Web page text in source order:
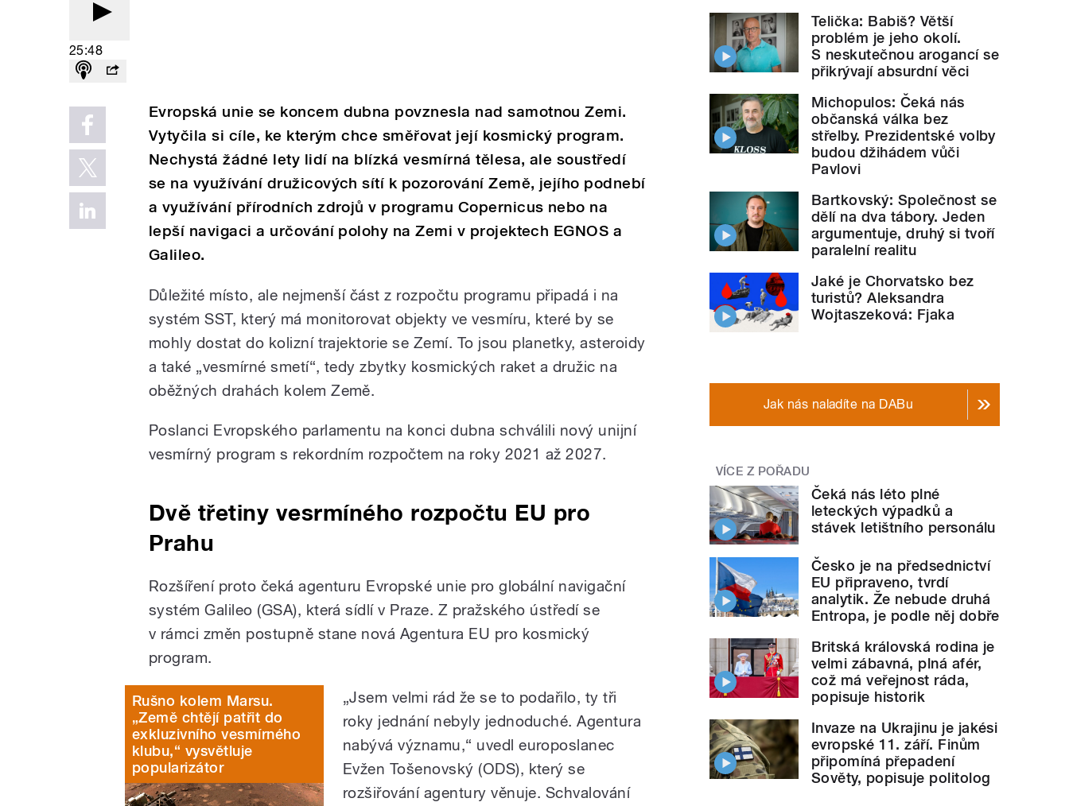
25:48
Evropská unie se koncem dubna povznesla nad samotnou Zemi.
Vytyčila si cíle, ke kterým chce směřovat její kosmický program.
Nechystá žádné lety lidí na blízká vesmírná tělesa, ale soustředí
se na využívání družicových sítí k pozorování Země, jejího podnebí
a využívání přírodních zdrojů v programu Copernicus nebo na
lepší navigaci a určování polohy na Zemi v projektech EGNOS a
Galileo.
Důležité místo, ale nejmenší část z rozpočtu programu připadá i na
systém SST, který má monitorovat objekty ve vesmíru, které by se
mohly dostat do kolizní trajektorie se Zemí. To jsou planetky, asteroidy
a také „vesmírné smetí“, tedy zbytky kosmických raket a družic na
oběžných drahách kolem Země.
Poslanci Evropského parlamentu na konci dubna schválili nový unijní
vesmírný program s rekordním rozpočtem na roky 2021 až 2027.
Dvě třetiny vesrmíného rozpočtu EU pro
Prahu
Rozšíření proto čeká agenturu Evropské unie pro globální navigační
systém Galileo (GSA), která sídlí v Praze. Z pražského ústředí se
v rámci změn postupně stane nová Agentura EU pro kosmický
program.
Rušno kolem Marsu.
„Země chtějí patřit do
exkluzivního vesmírného
klubu,“ vysvětluje
popularizátor
„Jsem velmi rád že se to podařilo, ty tři
roky jednání nebyly jednoduché. Agentura
nabývá významu,“ uvedl europoslanec
Evžen Tošenovský (ODS), který se
rozšiřování agentury věnuje. Schvalování
Telička: Babiš? Větší
problém je jeho okolí.
S neskutečnou arogancí se
přikrývají absurdní věci
Michopulos: Čeká nás
občanská válka bez
střelby. Prezidentské volby
budou džihádem vůči
Pavlovi
Bartkovský: Společnost se
dělí na dva tábory. Jeden
argumentuje, druhý si tvoří
paralelní realitu
Jaké je Chorvatsko bez
turistů? Aleksandra
Wojtaszeková: Fjaka
Jak nás naladíte na DABu
VÍCE Z POŘADU
Čeká nás léto plné
leteckých výpadků a
stávek letištního personálu
Česko je na předsednictví
EU připraveno, tvrdí
analytik. Že nebude druhá
Entropa, je podle něj dobře
Britská královská rodina je
velmi zábavná, plná afér,
což má veřejnost ráda,
popisuje historik
Invaze na Ukrajinu je jakési
evropské 11. září. Finům
připomíná přepadení
Sověty, popisuje politolog